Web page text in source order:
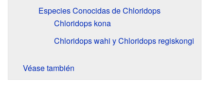
Especies Conocidas de Chloridops
Chloridops kona
Chloridops wahi y Chloridops regiskongi
Véase también